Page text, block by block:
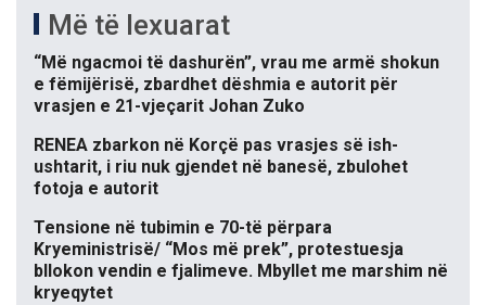
Më të lexuarat
“Më ngacmoi të dashurën”, vrau me armë shokun
e fëmijërisë, zbardhet dëshmia e autorit për
vrasjen e 21-vjeçarit Johan Zuko
RENEA zbarkon në Korçë pas vrasjes së ish-
ushtarit, i riu nuk gjendet në banesë, zbulohet
fotoja e autorit
Tensione në tubimin e 70-të përpara
Kryeministrisë/ “Mos më prek”, protestuesja
bllokon vendin e fjalimeve. Mbyllet me marshim në
kryeqytet